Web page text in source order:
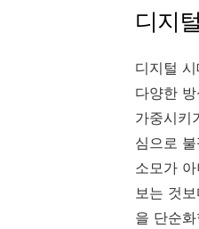
디지
디지털
다양한
가중시키
심으로
소모가
보는 것
을 단순